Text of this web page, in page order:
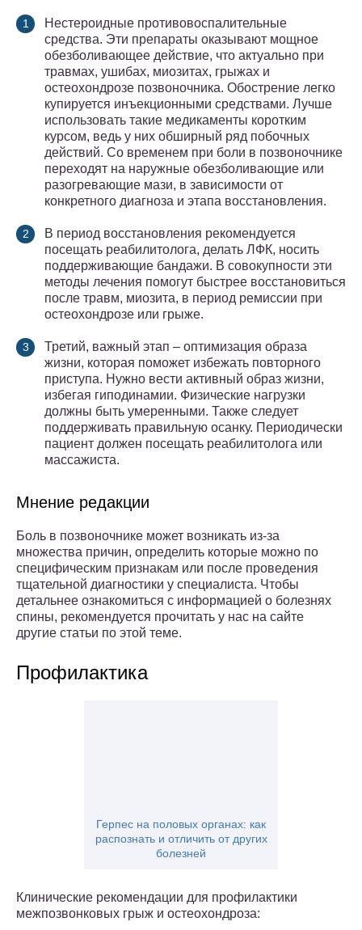
Нестероидные противовоспалительные
средства. Эти препараты оказывают мощное
обезболивающее действие, что актуально при
травмах, ушибах, миозитах, грыжах и
остеохондрозе позвоночника. Обострение легко
купируется инъекционными средствами. Лучше
использовать такие медикаменты коротким
курсом, ведь у них обширный ряд побочных
действий. Со временем при боли в позвоночнике
переходят на наружные обезболивающие или
разогревающие мази, в зависимости от
конкретного диагноза и этапа восстановления.
В период восстановления рекомендуется
посещать реабилитолога, делать ЛФК, носить
поддерживающие бандажи. В совокупности эти
методы лечения помогут быстрее восстановиться
после травм, миозита, в период ремиссии при
остеохондрозе или грыже.
Третий, важный этап – оптимизация образа
жизни, которая поможет избежать повторного
приступа. Нужно вести активный образ жизни,
избегая гиподинамии. Физические нагрузки
должны быть умеренными. Также следует
поддерживать правильную осанку. Периодически
пациент должен посещать реабилитолога или
массажиста.
Мнение редакции
Боль в позвоночнике может возникать из-за
множества причин, определить которые можно по
специфическим признакам или после проведения
тщательной диагностики у специалиста. Чтобы
детальнее ознакомиться с информацией о болезнях
спины, рекомендуется прочитать у нас на сайте
другие статьи по этой теме.
Профилактика
Герпес на половых органах: как
распознать и отличить от других
болезней
Клинические рекомендации для профилактики
межпозвонковых грыж и остеохондроза: